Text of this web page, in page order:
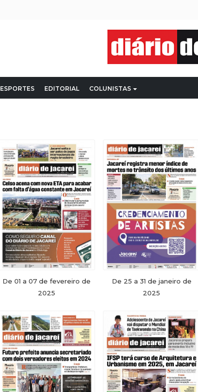
ESPORTES EDITORIAL COLUNISTAS
De 01 a 07 de fevereiro de
2025
De 25 a 31 de janeiro de
2025